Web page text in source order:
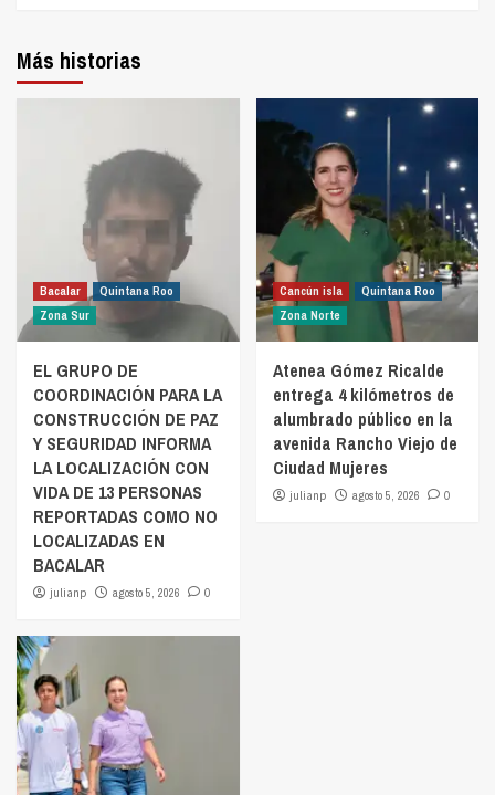
Más historias
Bacalar
Quintana Roo
Zona Sur
EL GRUPO DE
COORDINACIÓN PARA LA
CONSTRUCCIÓN DE PAZ
Y SEGURIDAD INFORMA
LA LOCALIZACIÓN CON
VIDA DE 13 PERSONAS
REPORTADAS COMO NO
LOCALIZADAS EN
BACALAR
julianp agosto 5, 2026 0
Cancún isla
Quintana Roo
Zona Norte
Atenea Gómez Ricalde
entrega 4 kilómetros de
alumbrado público en la
avenida Rancho Viejo de
Ciudad Mujeres
julianp agosto 5, 2026 0